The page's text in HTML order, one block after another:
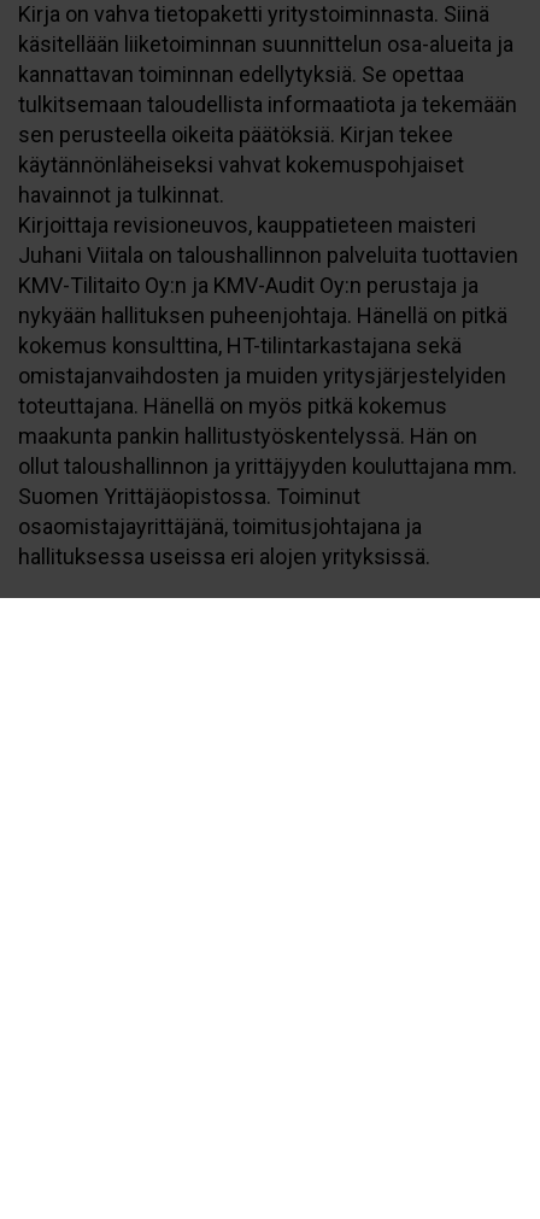
Kirja on vahva tietopaketti yritystoiminnasta. Siinä
käsitellään liiketoiminnan suunnittelun osa-alueita ja
kannattavan toiminnan edellytyksiä. Se opettaa
tulkitsemaan taloudellista informaatiota ja tekemään
sen perusteella oikeita päätöksiä. Kirjan tekee
käytännönläheiseksi vahvat kokemuspohjaiset
havainnot ja tulkinnat.
Kirjoittaja revisioneuvos, kauppatieteen maisteri
Juhani Viitala on taloushallinnon palveluita tuottavien
KMV-Tilitaito Oy:n ja KMV-Audit Oy:n perustaja ja
nykyään hallituksen puheenjohtaja. Hänellä on pitkä
kokemus konsulttina, HT-tilintarkastajana sekä
omistajanvaihdosten ja muiden yritysjärjestelyiden
toteuttajana. Hänellä on myös pitkä kokemus
maakunta pankin hallitustyöskentelyssä. Hän on
ollut taloushallinnon ja yrittäjyyden kouluttajana mm.
Suomen Yrittäjäopistossa. Toiminut
osaomistajayrittäjänä, toimitusjohtajana ja
hallituksessa useissa eri alojen yrityksissä.